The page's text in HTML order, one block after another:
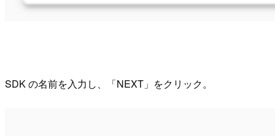
SDK の名前を入力し、「NEXT」をクリック。